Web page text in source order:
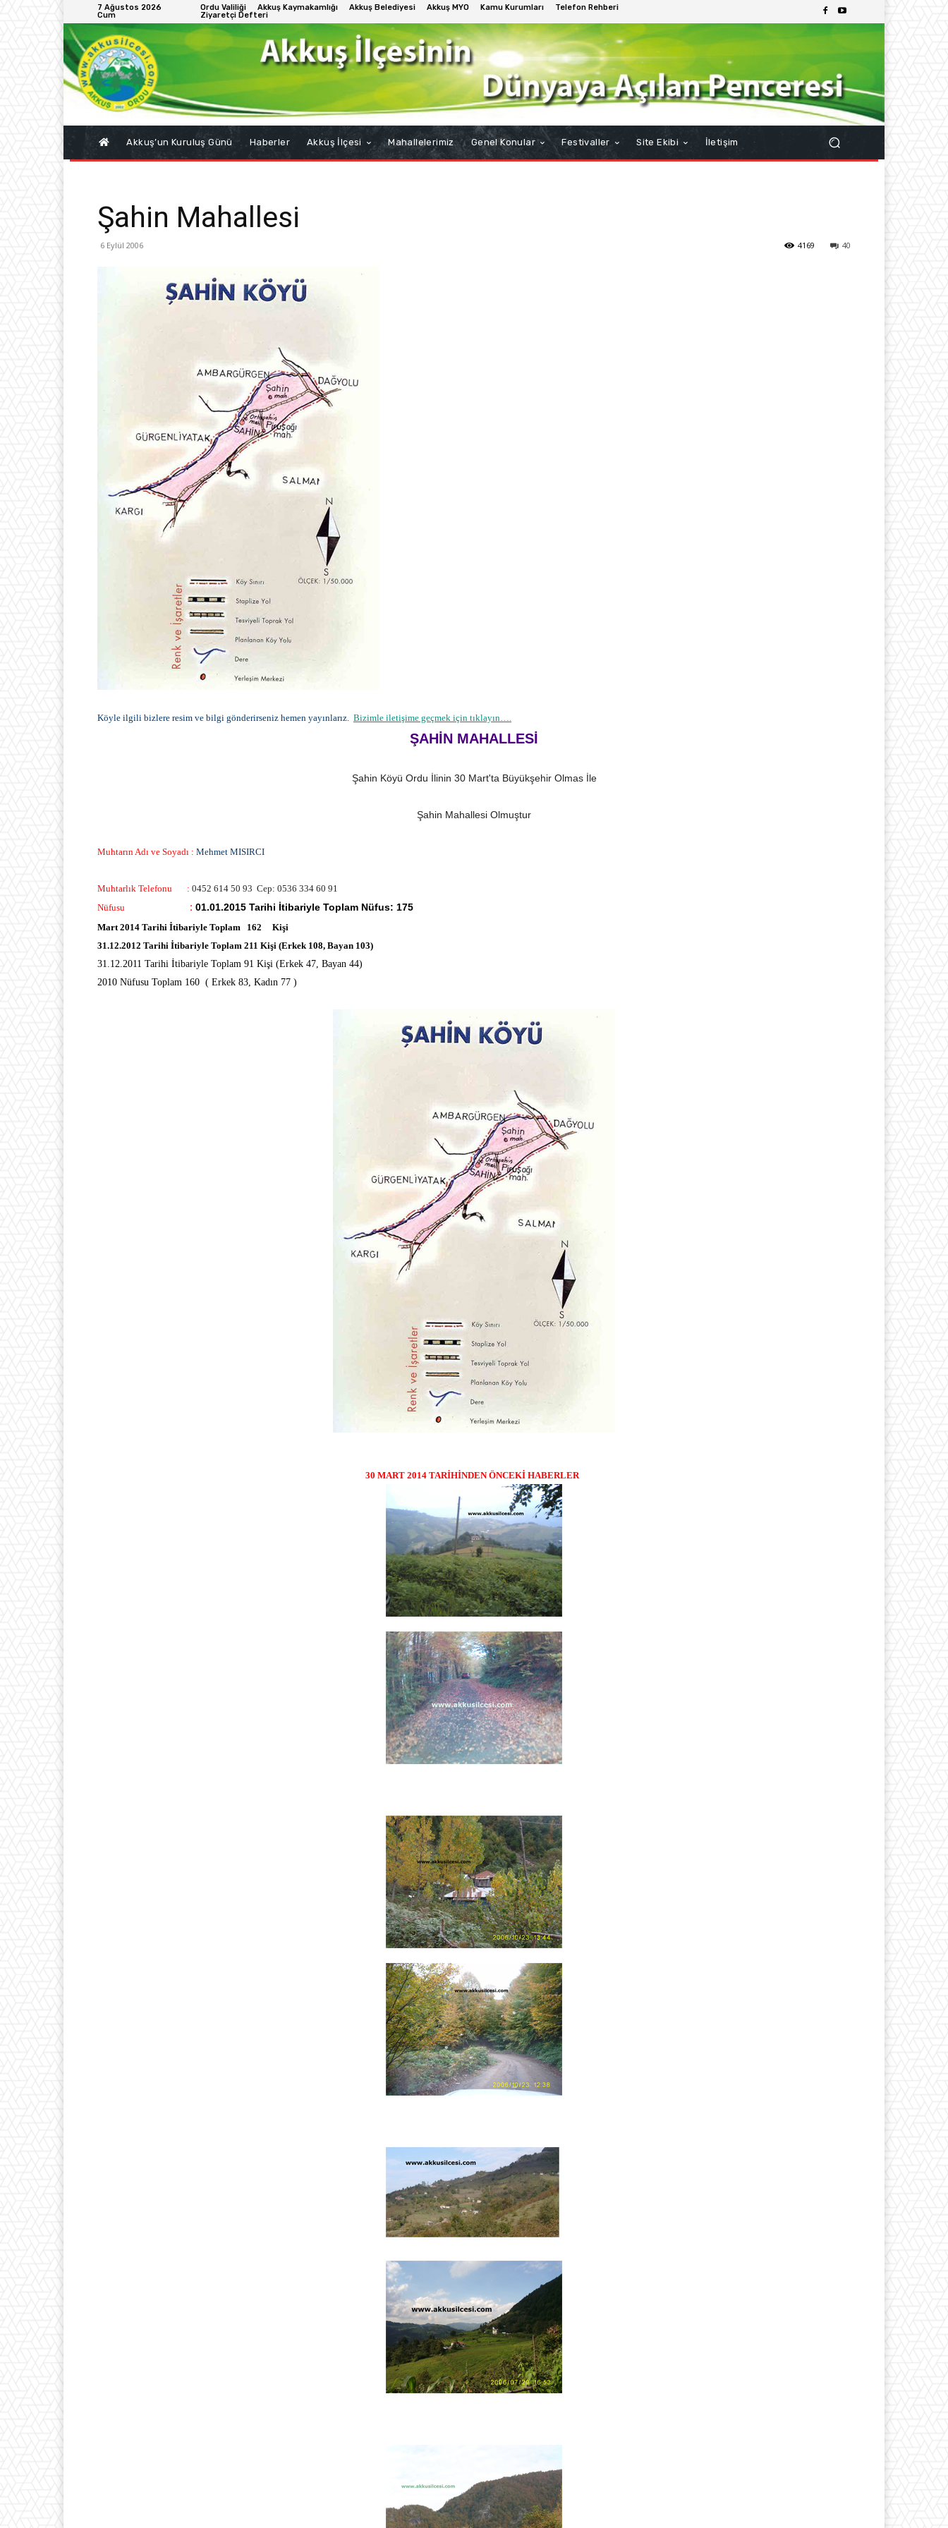
7 Ağustos 2026
Cum
Ordu Valiliği Akkuş Kaymakamlığı Akkuş Belediyesi Akkuş MYO Kamu Kurumları
Telefon Rehberi
Ziyaretçi Defteri
Akkuş’un Kuruluş Günü Haberler Akkuş İlçesi Mahallelerimiz Genel Konular Festivaller Site Ekibi İletişim
Şahin Mahallesi
6 Eylül 2006 40
4169
Köyle ilgili bizlere resim ve bilgi gönderirseniz hemen yayınlarız. Bizimle iletişime geçmek için tıklayın….
ŞAHİN MAHALLESİ
Şahin Köyü Ordu İlinin 30 Mart'ta Büyükşehir Olmas İle
Şahin Mahallesi Olmuştur
Muhtarın Adı ve Soyadı : Mehmet MISIRCI
Muhtarlık Telefonu : 0452 614 50 93 Cep: 0536 334 60 91
Nüfusu
: 01.01.2015 Tarihi İtibariyle Toplam Nüfus: 175
Mart 2014 Tarihi İtibariyle Toplam 162 Kişi
31.12.2012 Tarihi İtibariyle Toplam 211 Kişi (Erkek 108, Bayan 103)
31.12.2011 Tarihi İtibariyle Toplam 91 Kişi (Erkek 47, Bayan 44)
2010 Nüfusu Toplam 160 ( Erkek 83, Kadın 77 )
30 MART 2014 TARİHİNDEN ÖNCEKİ HABERLER